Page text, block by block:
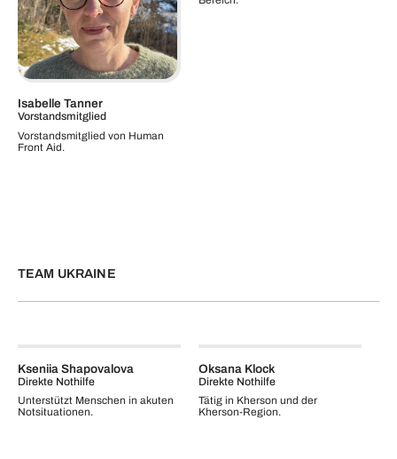
Isabelle Tanner
Vorstandsmitglied
Vorstandsmitglied von Human
Front Aid.
TEAM UKRAINE
Kseniia Shapovalova
Direkte Nothilfe
Unterstützt Menschen in akuten
Notsituationen.
Oksana Klock
Direkte Nothilfe
Tätig in Kherson und der
Kherson-Region.